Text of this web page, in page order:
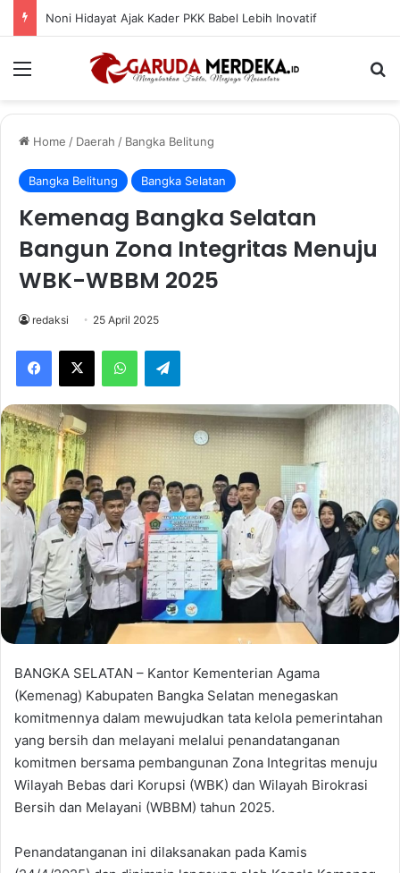
Noni Hidayat Ajak Kader PKK Babel Lebih Inovatif
Menu
Home / Daerah / Bangka Belitung
Bangka Belitung Bangka Selatan
Kemenag Bangka Selatan
Bangun Zona Integritas Menuju
WBK-WBBM 2025
redaksi 25 April 2025
Facebook
X WhatsAppTelegram
BANGKA SELATAN – Kantor Kementerian Agama
(Kemenag) Kabupaten Bangka Selatan menegaskan
komitmennya dalam mewujudkan tata kelola pemerintahan
yang bersih dan melayani melalui penandatanganan
komitmen bersama pembangunan Zona Integritas menuju
Wilayah Bebas dari Korupsi (WBK) dan Wilayah Birokrasi
Bersih dan Melayani (WBBM) tahun 2025.
Penandatanganan ini dilaksanakan pada Kamis